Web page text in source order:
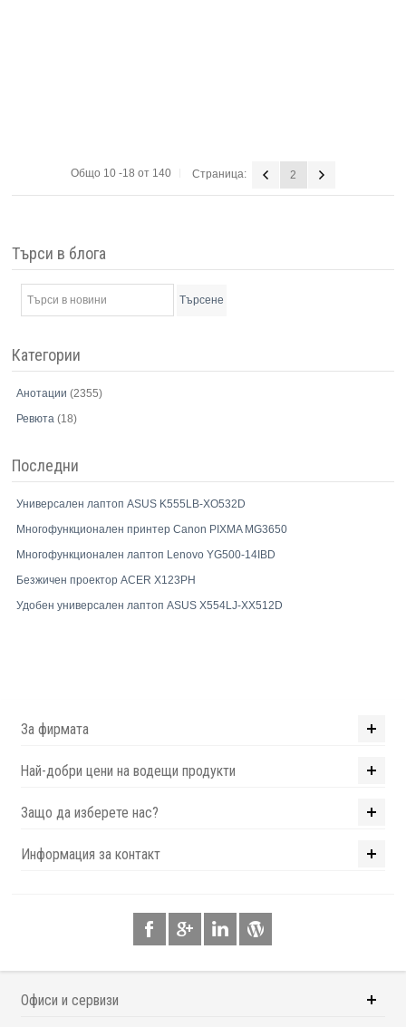
Общо 10 -18 от 140 Страница: 2
Търси в блога
Търсене
Категории
Анотации(2355)
Ревюта(18)
Последни
Универсален лаптоп ASUS K555LB-XO532D
Многофункционален принтер Canon PIXMA MG3650
Многофункционален лаптоп Lenovo YG500-14IBD
Безжичен проектор ACER X123PH
Удобен универсален лаптоп ASUS X554LJ-XX512D
За фирмата
Най-добри цени на водещи продукти
Защо да изберете нас?
Информация за контакт
Офиси и сервизи